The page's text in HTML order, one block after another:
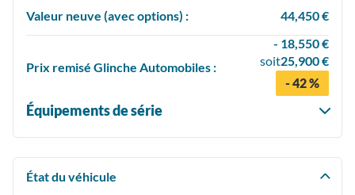
Valeur neuve (avec options) :
44,450 €
Prix remisé Glinche Automobiles :
- 18,550 €
soit25,900 €
- 42 %
Équipements de série
État du véhicule